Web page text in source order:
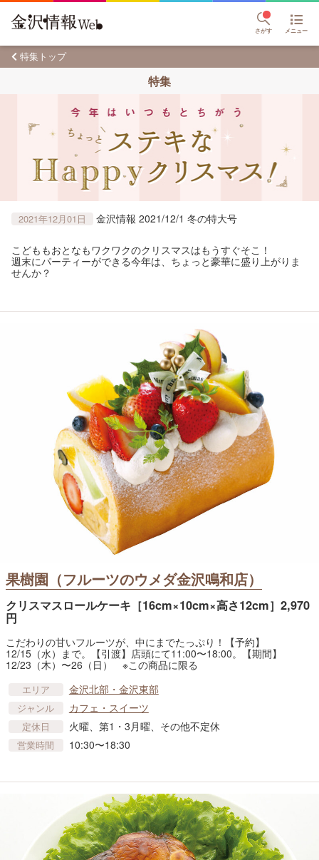
さがす メニュー
特集トップ
特集
2021年12月01日 金沢情報 2021/12/1 冬の特大号
こどももおとなもワクワクのクリスマスはもうすぐそこ！
週末にパーティーができる今年は、ちょっと豪華に盛り上がりま
せんか？
果樹園（フルーツのウメダ金沢鳴和店）
クリスマスロールケーキ［16cm×10cm×高さ12cm］2,970
円
こだわりの甘いフルーツが、中にまでたっぷり！【予約】
12/15（水）まで。【引渡】店頭にて11:00〜18:00。【期間】
12/23（木）〜26（日） ※この商品に限る
エリア 金沢北部・金沢東部
ジャンル カフェ・スイーツ
定休日 火曜、第1・3月曜、その他不定休
営業時間 10:30〜18:30